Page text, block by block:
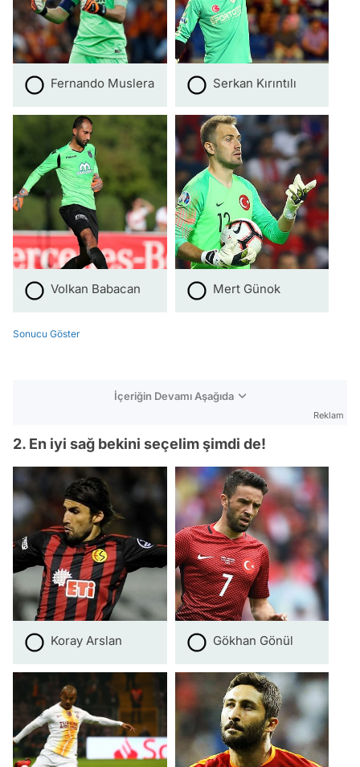
Fernando Muslera Serkan Kırıntılı
Volkan Babacan Mert Günok
Sonucu Göster
İçeriğin Devamı Aşağıda
Reklam
2. En iyi sağ bekini seçelim şimdi de!
Koray Arslan Gökhan Gönül